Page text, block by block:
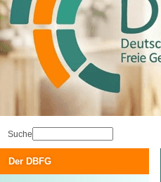
Der DBFG
Suche